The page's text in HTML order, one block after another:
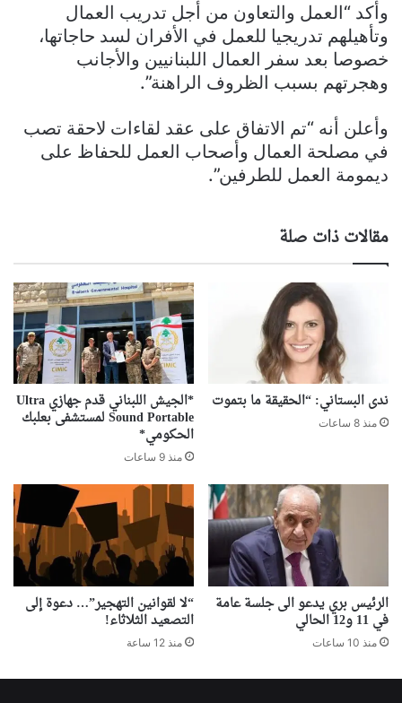
وأكد “العمل والتعاون من أجل تدريب العمال
وتأهيلهم تدريجيا للعمل في الأفران لسد حاجاتها،
خصوصا بعد سفر العمال اللبنانيين والأجانب
وهجرتهم بسبب الظروف الراهنة”.
وأعلن أنه “تم الاتفاق على عقد لقاءات لاحقة تصب
في مصلحة العمال وأصحاب العمل للحفاظ على
ديمومة العمل للطرفين”.
مقالات ذات صلة
ندى البستاني: “الحقيقة ما بتموت
منذ 8 ساعات
*الجيش اللبناني قدم جهازي Ultra
Sound Portable لمستشفى بعلبك
الحكومي*
منذ 9 ساعات
الرئيس بري يدعو الى جلسة عامة
في 11 و12 الحالي
منذ 10 ساعات
“لا لقوانين التهجير”… دعوة إلى
التصعيد الثلاثاء!
منذ 12 ساعة